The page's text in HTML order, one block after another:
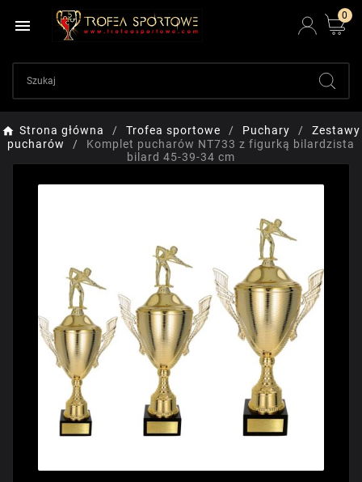

0
Strona główna Trofea sportowe Puchary
Zestawy
pucharów
Komplet pucharów NT733 z figurką bilardzista
bilard 45-39-34 cm